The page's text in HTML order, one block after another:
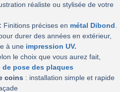
réaliste ou stylisée de votre
Finitions précises en métal Dibond.
durer des années en extérieur,
à une impression UV.
le choix que vous aurez fait,
de pose des plaques
coins : installation simple et rapide